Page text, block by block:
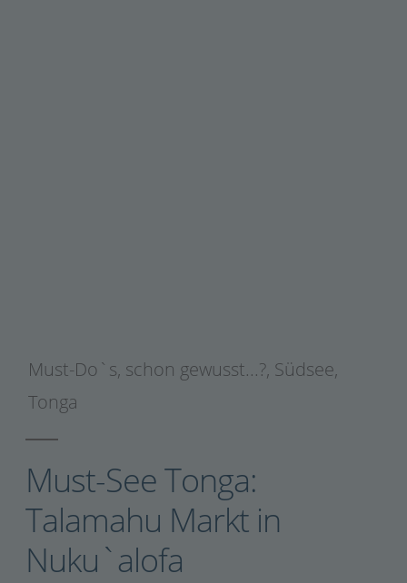
Must-Do`s, schon gewusst...?, Südsee,
Tonga
Must-See Tonga:
Talamahu Markt in
Nuku`alofa